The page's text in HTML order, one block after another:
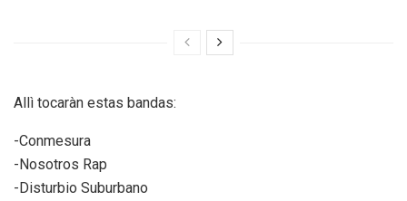
Allì tocaràn estas bandas:
-Conmesura
-Nosotros Rap
-Disturbio Suburbano